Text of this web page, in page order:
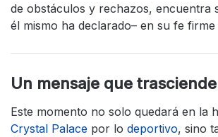
de obstáculos y rechazos, encuentra
él mismo ha declarado– en su fe firme
Un mensaje que
Este momento no solo quedará en la
Crystal Palace por lo deportivo, sino